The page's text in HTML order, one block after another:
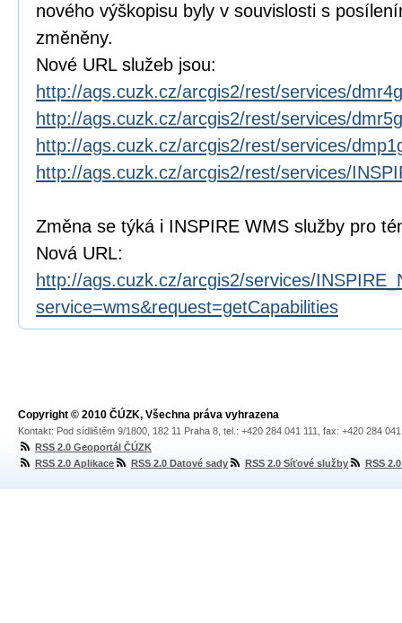
nového výškopisu byly v souvislosti s
změněny.
Nové URL služeb jsou:
http://ags.cuzk.cz/arcgis2/rest/services/
http://ags.cuzk.cz/arcgis2/rest/services/
http://ags.cuzk.cz/arcgis2/rest/services/
http://ags.cuzk.cz/arcgis2/rest/services/
Změna se týká i INSPIRE WMS služby pro
Nová URL:
http://ags.cuzk.cz/arcgis2/services/
service=wms&request=getCapabilities
Copyright © 2010 ČÚZK, Všechna práva vyhrazena
Kontakt: Pod sídlištěm 9/1800, 182 11 Praha 8, tel.: +420 284 041 111, fax: +420 284
RSS 2.0 Geoportál ČÚZK
RSS 2.0 Aplikace
RSS 2.0 Datové sady RSS 2.0 Síťové služby RSS